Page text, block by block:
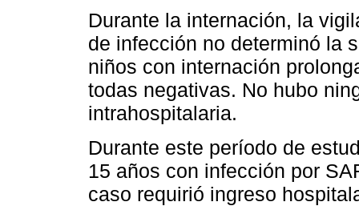
Durante la internación, la
de infección no determinó la
niños con internación
todas negativas. No hubo
intrahospitalaria.
Durante este período de
15 años con infección por
caso requirió ingreso